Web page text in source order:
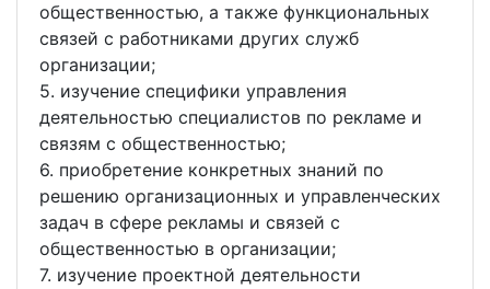
общественностью, а также функциональных
связей с работниками других служб
организации;
5. изучение специфики управления
деятельностью специалистов по рекламе и
связям с общественностью;
6. приобретение конкретных знаний по
решению организационных и управленческих
задач в сфере рекламы и связей с
общественностью в организации;
7. изучение проектной деятельности